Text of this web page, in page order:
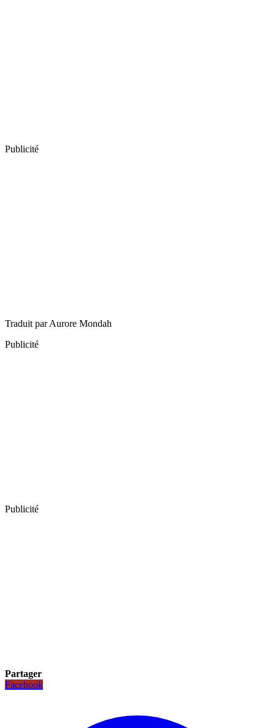
Publicité
Traduit par Aurore Mondah
Publicité
Publicité
Partager
Facebook